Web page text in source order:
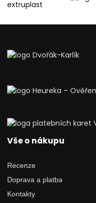
Vše o nákupu
Recenze
Doprava a platba
Kontakty